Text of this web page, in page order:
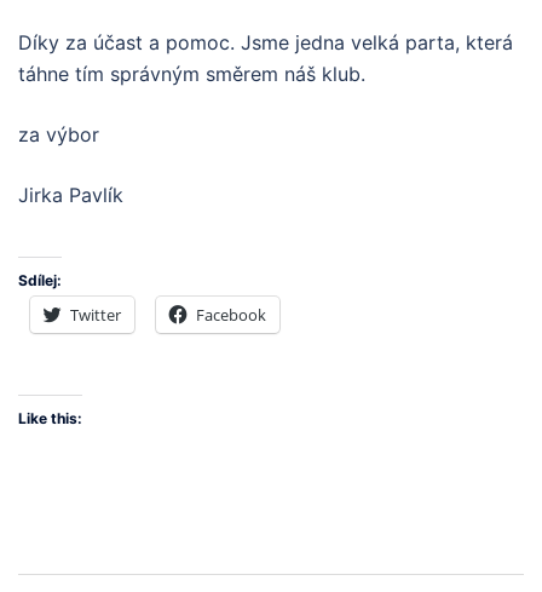
Díky za účast a pomoc. Jsme jedna velká parta, která
táhne tím správným směrem náš klub.
za výbor
Jirka Pavlík
Sdílej:
Twitter Facebook
Like this: